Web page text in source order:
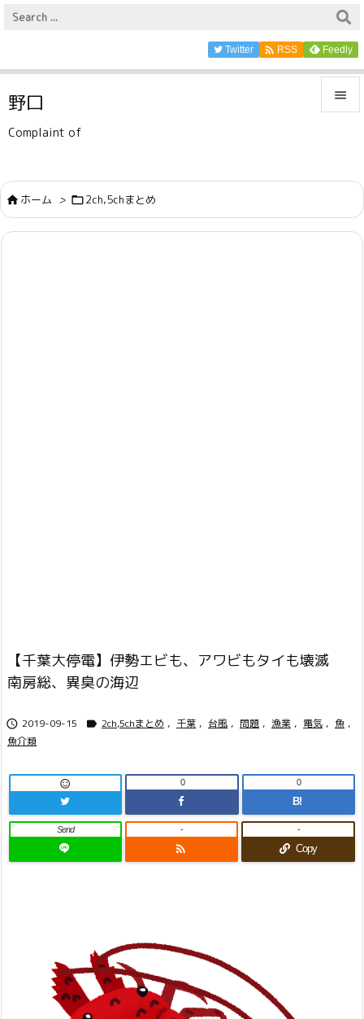

サイド

前へ
Twitter  RSS Feedly
野口
Complaint of
ホーム > 2ch,5chまとめ
【千葉大停電】伊勢エビも、アワビもタイも壊滅
南房総、異臭の海辺
 2019-09-15  2ch,5chまとめ , 千葉 , 台風 , 問題 , 漁業 , 電気 , 魚 ,
魚介類
 0
B!
0
Send

-
Copy
-